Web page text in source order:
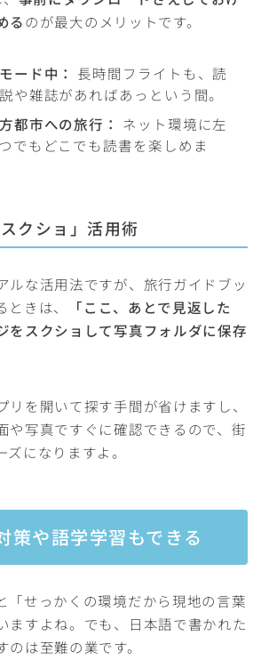
るのが最大のメリットです。
ード中： 長時間フライトも、読
や雑誌があればあっという間。
都市への旅行： ネット環境に左
でもどこでも読書を楽しめま
クショ」活用術
ルな活用法ですが、旅行ガイドブッ
きは、
「ここ、あとで見返した
をスクショして写真フォルダに保存
リを開いて探す手間が省けますし、
や写真ですぐに確認できるので、街
になりますよ。
や語学学習もできる
「せっかくの環境だから現地の言葉
ますよね。でも、日本語で書かれた
は至難の業です。